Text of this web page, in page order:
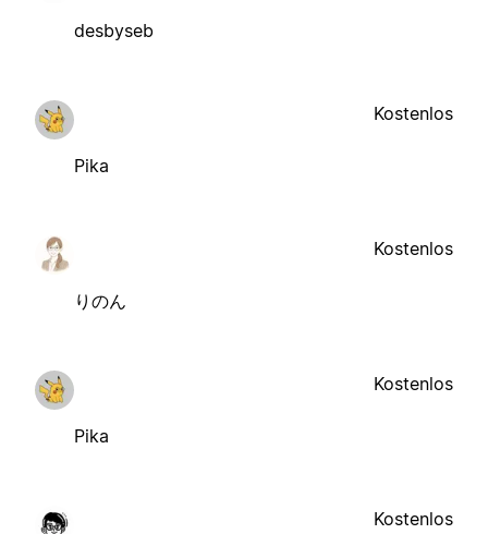
desbyseb
Pika
Kostenlos
りのん
Kostenlos
Pika
Kostenlos
Kostenlos